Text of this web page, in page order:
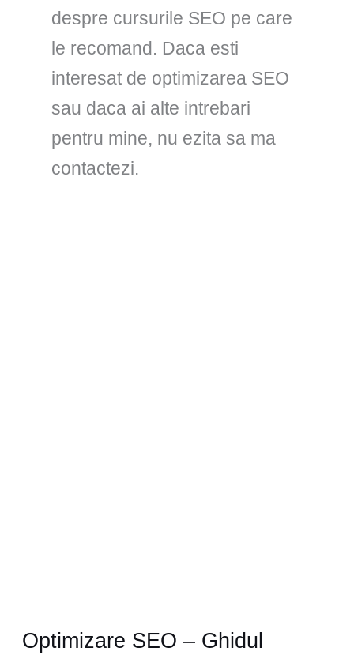
despre cursurile SEO pe care
le recomand. Daca esti
interesat de optimizarea SEO
sau daca ai alte intrebari
pentru mine, nu ezita sa ma
contactezi.
Optimizare SEO – Ghidul